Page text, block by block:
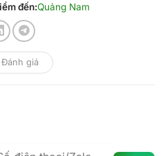
đến:Quảng Nam
Đánh giá